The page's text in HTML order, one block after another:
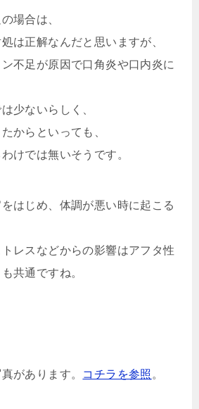
場合は、
は正解なんだと思いますが、
不足が原因で口角炎や口内炎に
少ないらしく、
からといっても、
けでは無いそうです。
はじめ、体調が悪い時に起こる
レスなどからの影響はアフタ性
共通ですね。
があります。 コチラを参照 。